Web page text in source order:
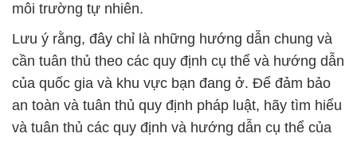
môi trường tự nhiên.
Lưu ý rằng, đây chỉ là những hướng dẫn chung và
cần tuân thủ theo các quy định cụ thể và hướng dẫn
của quốc gia và khu vực bạn đang ở. Để đảm bảo
an toàn và tuân thủ quy định pháp luật, hãy tìm hiểu
và tuân thủ các quy định và hướng dẫn cụ thể của